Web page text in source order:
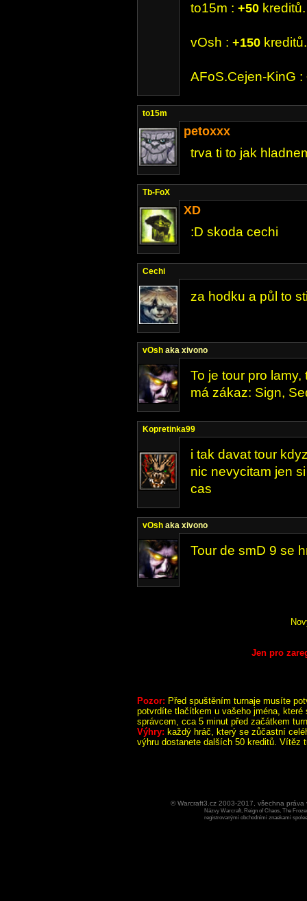
to15m : +50 kreditů.
vOsh : +150 kreditů.
AFoS.Cejen-KinG :
to15m
petoxxx
trva ti to jak
Tb-FoX
XD
:D skoda cechi
Cechi
za hodku a půl to
vOsh aka xivono
To je tour pro
má zákaz: Sign,
Kopretinka99
i tak davat tour
nic nevycitam jen
cas
vOsh aka xivono
Tour de smD 9 se
Jen pro
Pozor: Před spuštěním turnaje musíte
potvrdíte tlačítkem u vašeho jména,
správcem, cca 5 minut před začátkem
Výhry: každý hráč, který se zůčastní
výhru dostanete dalších 50 kreditů. Vítěz
© Warcraft3.cz 2003-2017, všechna
Názvy Warcraft, Reign of Chaos, The
registrovanými obchodními znaekami